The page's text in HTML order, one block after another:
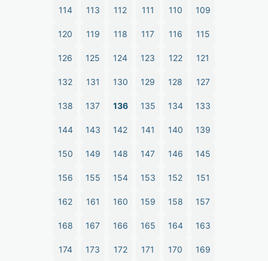
109
110
111
112
113
114
115
116
117
118
119
120
121
122
123
124
125
126
127
128
129
130
131
132
133
134
135
136
137
138
139
140
141
142
143
144
145
146
147
148
149
150
151
152
153
154
155
156
157
158
159
160
161
162
163
164
165
166
167
168
169
170
171
172
173
174